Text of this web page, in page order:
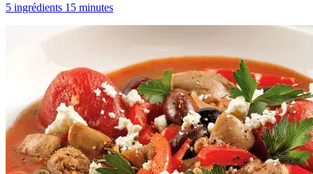
5 ingrédients 15 minutes